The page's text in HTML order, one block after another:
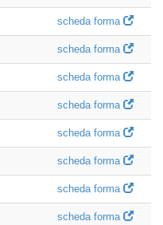
scheda forma
scheda forma
scheda forma
scheda forma
scheda forma
scheda forma
scheda forma
scheda forma